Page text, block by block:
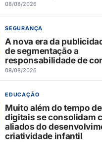
08/08/2026
SEGURANÇA
A nova era da
de segmentação a
responsabilidade de
08/08/2026
EDUCAÇÃO
Muito além do tempo
digitais se consolidam
aliados do
criatividade infantil